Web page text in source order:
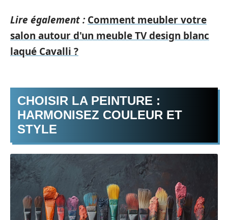
Lire également : Comment meubler votre
salon autour d'un meuble TV design blanc
laqué Cavalli ?
CHOISIR LA PEINTURE :
HARMONISEZ COULEUR ET
STYLE